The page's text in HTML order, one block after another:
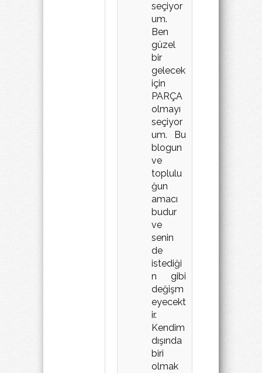
seçiyor
um.
Ben
güzel
bir
gelecek
için
PARÇA
olmayı
seçiyor
um. Bu
blogun
ve
toplulu
ğun
amacı
budur
ve
senin
de
istediği
n gibi
değişm
eyecekt
ir.
Kendim
dışında
biri
olmak